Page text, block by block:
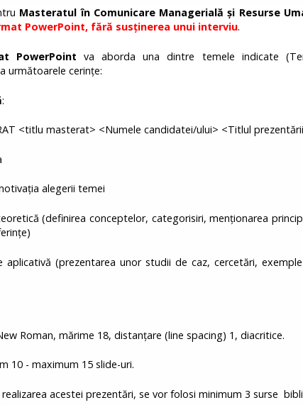
Masteratul în Comunicare Managerială și Resurse
PowerPoint, fără susținerea unui interviu.
PowerPoint va aborda una dintre temele indicate
următoarele cerinţe:
:
<titlu masterat> <Numele candidatei/ului> <Titlul
alegerii temei
(definirea conceptelor, categorisiri, menționarea
aplicativă (prezentarea unor studii de caz, cercetări,
Roman, mărime 18, distanţare (line spacing) 1, diacritice.
10 - maximum 15 slide-uri.
acestei prezentări, se vor folosi minimum 3 surse